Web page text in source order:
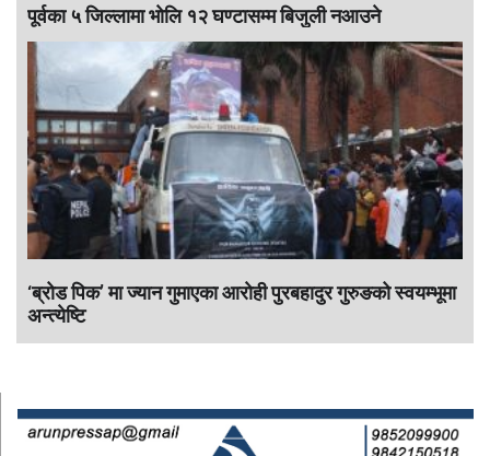
पूर्वका ५ जिल्लामा भाेलि १२ घण्टासम्म बिजुली नआउने
‘ब्रोड पिक’ मा ज्यान गुमाएका आराेही पुरबहादुर गुरुङको स्वयम्भूमा
अन्त्येष्टि